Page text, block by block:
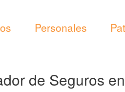
Personales
de Seguros